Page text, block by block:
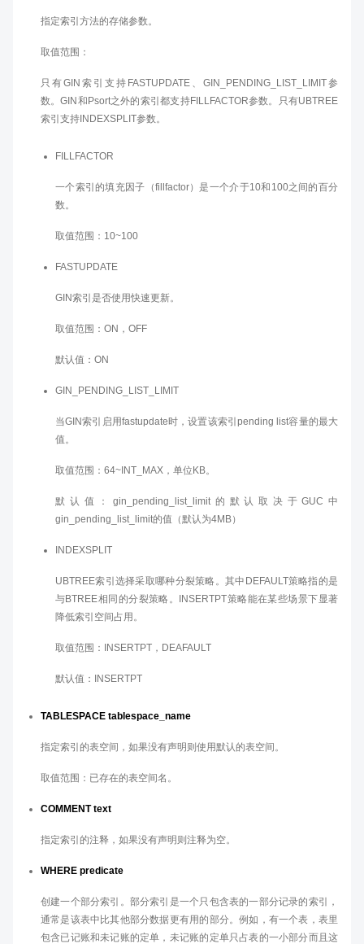
指定索引方法的存储参数。
取值范围：
只有GIN索引支持FASTUPDATE、GIN_PENDING_LIST_LIMIT参
数。GIN和Psort之外的索引都支持FILLFACTOR参数。只有UBTREE
索引支持INDEXSPLIT参数。
FILLFACTOR
一个索引的填充因子（fillfactor）是一个介于10和100之间的百分
数。
取值范围：10~100
FASTUPDATE
GIN索引是否使用快速更新。
取值范围：ON，OFF
默认值：ON
GIN_PENDING_LIST_LIMIT
当GIN索引启用fastupdate时，设置该索引pending list容量的最大
值。
取值范围：64~INT_MAX，单位KB。
默认值：gin_pending_list_limit的默认取决于GUC中
gin_pending_list_limit的值（默认为4MB）
INDEXSPLIT
UBTREE索引选择采取哪种分裂策略。其中DEFAULT策略指的是
与BTREE相同的分裂策略。INSERTPT策略能在某些场景下显著
降低索引空间占用。
取值范围：INSERTPT，DEAFAULT
默认值：INSERTPT
TABLESPACE tablespace_name
指定索引的表空间，如果没有声明则使用默认的表空间。
取值范围：已存在的表空间名。
COMMENT text
指定索引的注释，如果没有声明则注释为空。
WHERE predicate
创建一个部分索引。部分索引是一个只包含表的一部分记录的索引，
通常是该表中比其他部分数据更有用的部分。例如，有一个表，表里
包含已记账和未记账的定单，未记账的定单只占表的一小部分而且这